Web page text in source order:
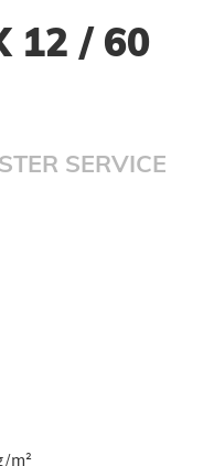
12 / 60
SERVICE
m²